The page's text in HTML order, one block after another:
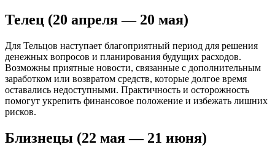
Телец (20 апреля — 20 мая)
Для Тельцов наступает благоприятный период для решения
денежных вопросов и планирования будущих расходов.
Возможны приятные новости, связанные с дополнительным
заработком или возвратом средств, которые долгое время
оставались недоступными. Практичность и осторожность
помогут укрепить финансовое положение и избежать лишних
рисков.
Близнецы (22 мая — 21 июня)